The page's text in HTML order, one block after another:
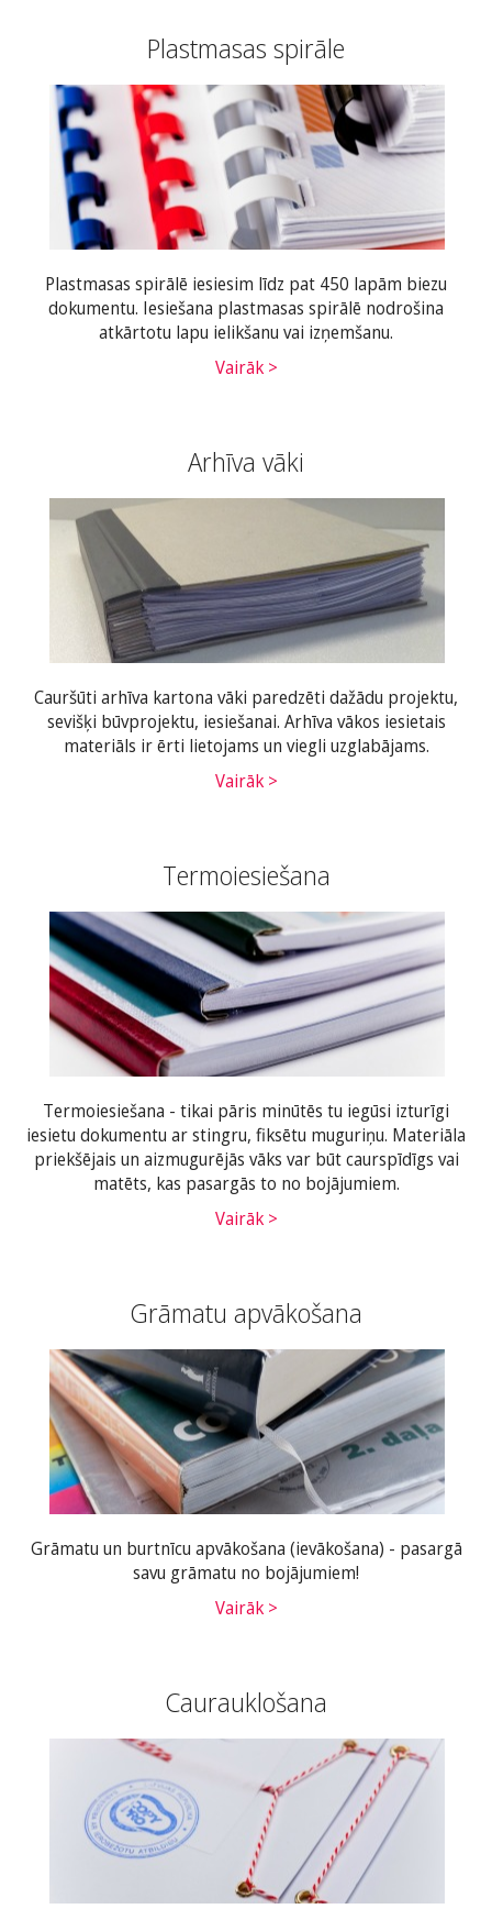
Plastmasas spirāle
Plastmasas spirālē iesiesim līdz pat 450 lapām biezu
dokumentu. Iesiešana plastmasas spirālē nodrošina
atkārtotu lapu ielikšanu vai izņemšanu.
Vairāk >
Arhīva vāki
Cauršūti arhīva kartona vāki paredzēti dažādu projektu,
sevišķi būvprojektu, iesiešanai. Arhīva vākos iesietais
materiāls ir ērti lietojams un viegli uzglabājams.
Vairāk >
Termoiesiešana
Termoiesiešana - tikai pāris minūtēs tu iegūsi izturīgi
iesietu dokumentu ar stingru, fiksētu muguriņu. Materiāla
priekšējais un aizmugurējās vāks var būt caurspīdīgs vai
matēts, kas pasargās to no bojājumiem.
Vairāk >
Grāmatu apvākošana
Grāmatu un burtnīcu apvākošana (ievākošana) - pasargā
savu grāmatu no bojājumiem!
Vairāk >
Caurauklošana